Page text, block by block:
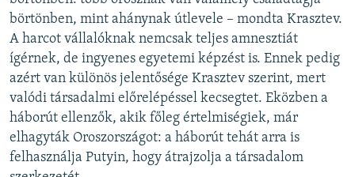
börtönben, mint ahánynak útlevele – mondta Krasztev.
A harcot vállalóknak nemcsak teljes amnesztiát
ígérnek, de ingyenes egyetemi képzést is. Ennek pedig
azért van különös jelentősége Krasztev szerint, mert
valódi társadalmi előrelépéssel kecsegtet. Eközben a
háborút ellenzők, akik főleg értelmiségiek, már
elhagyták Oroszországot: a háborút tehát arra is
felhasználja Putyin, hogy átrajzolja a társadalom